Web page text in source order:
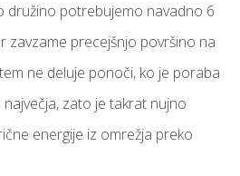
družino potrebujemo navadno 6
zavzame precejšnjo površino na
ne deluje ponoči, ko je poraba
zato je takrat nujno
energije iz omrežja preko